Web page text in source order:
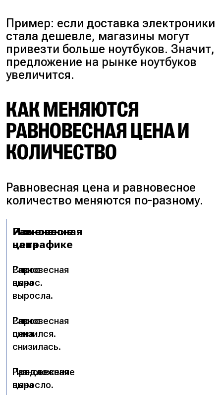
Пример: если доставка электроники
стала дешевле, магазины могут
привезти больше ноутбуков. Значит,
предложение на рынке ноутбуков
увеличится.
КАК МЕНЯЮТСЯ
РАВНОВЕСНАЯ ЦЕНА И
КОЛИЧЕСТВО
Равновесная цена и равновесное
количество меняются по-разному.
Изменение
на графике
Равновесная
цена
Спрос
вырос.
Равновесная
цена
выросла.
Спрос
снизился.
Равновесная
цена
снизилась.
Предложение
выросло.
Равновесная
цена